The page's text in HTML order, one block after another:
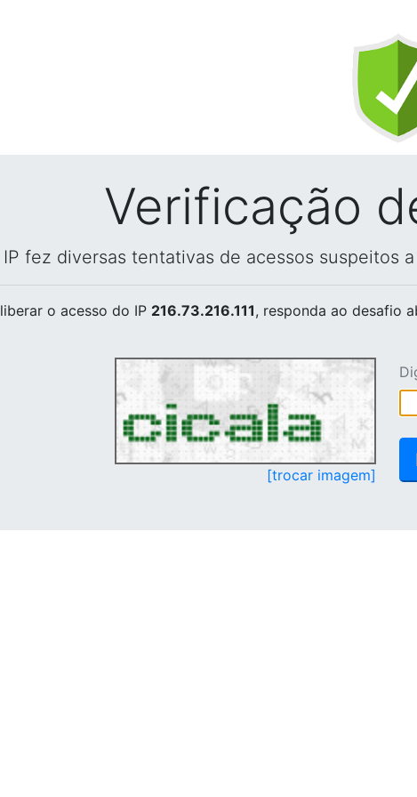
Verificação
IP fez diversas tentativas de acessos suspeitos
o acesso do IP 216.73.216.111, responda ao desafio
[trocar imagem]